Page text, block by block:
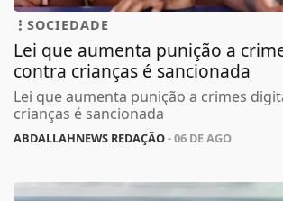
SOCIEDADE
Lei que aumenta punição a
contra crianças é sancionada
Lei que aumenta punição a crimes
crianças é sancionada
ABDALLAHNEWS REDAÇÃO- 06 DE AGO